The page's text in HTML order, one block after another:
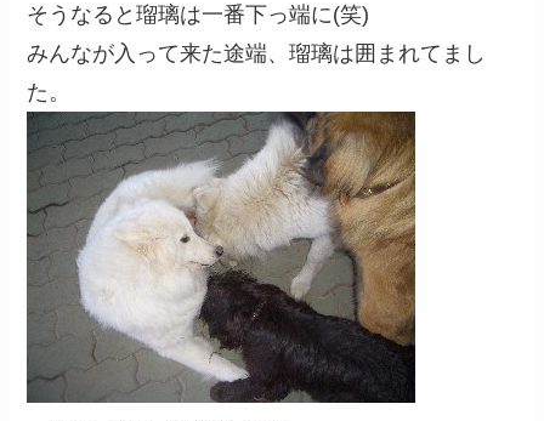
そうなると瑠璃は一番下っ端に(笑)
みんなが入って来た途端、瑠璃は囲まれてまし
た。